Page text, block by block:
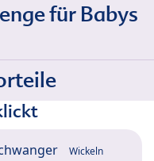
für Babys
Wickeln